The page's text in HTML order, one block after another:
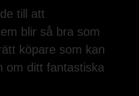
till att
blir så bra som
köpare som kan
om ditt fantastiska